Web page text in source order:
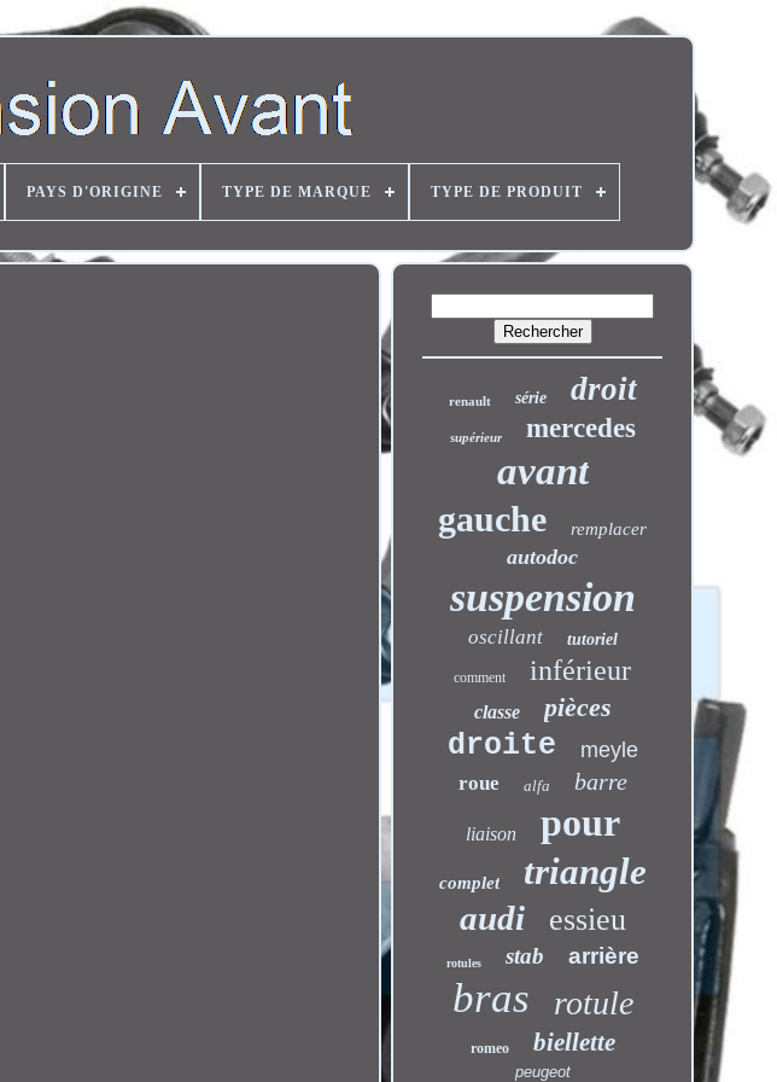
PAYS D'ORIGINE TYPE DE MARQUE TYPE DE PRODUIT
renault série droit
supérieur mercedes
avant
gauche remplacer
autodoc
suspension
oscillant tutoriel
comment inférieur
classe pièces
droite meyle
roue alfa barre
liaison pour
complet triangle
audi essieu
rotules stab arrière
bras rotule
romeo biellette
peugeot